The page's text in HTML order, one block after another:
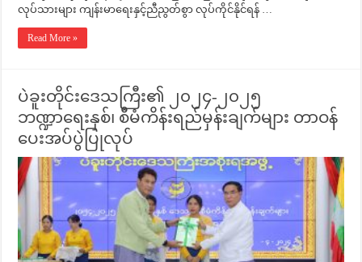
လုပ်သားများ ကျန်းမာရေးနှင့်ညီညွတ်စွာ လုပ်ကိုင်နိုင်ရန် …
Read More »
ပဲခူးတိုင်းဒေသကြီး၏ ၂၀၂၄-၂၀၂၅
ဘဏ္ဍာရေးနှစ်၊ စီမံကိန်းရည်မှန်းချက်များ တာဝန်
ပေးအပ်ပွဲပြုလုပ်